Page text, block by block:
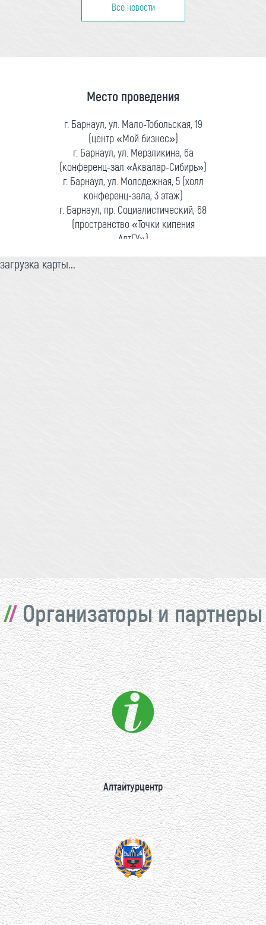
Все новости
Место проведения
г. Барнаул, ул. Мало-Тобольская, 19
(центр «Мой бизнес»)
г. Барнаул, ул. Мерзликина, 6а
(конференц-зал «Аквалар-Сибирь»)
г. Барнаул, ул. Молодежная, 5 (холл
конференц-зала, 3 этаж)
г. Барнаул, пр. Социалистический, 68
(пространство «Точки кипения
АлтГУ»)
загрузка карты...
Организаторы и партнеры
Алтайтурцентр